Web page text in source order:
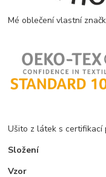
Mé oblečení vlastní
Ušito z látek s certifikací
Složení
Vzor